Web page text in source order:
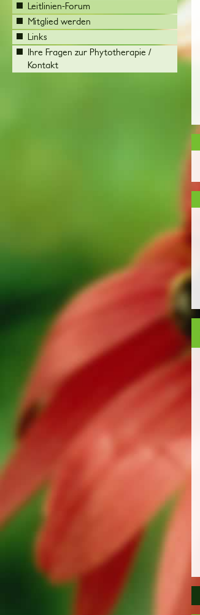
Leitlinien-Forum
Mitglied werden
Links
Ihre Fragen zur Phytotherapie /
Kontakt